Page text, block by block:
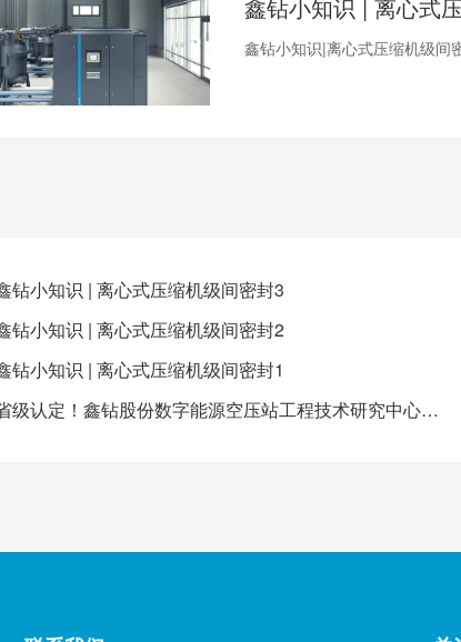
鑫钻小知识|离心式压缩机级间
钻小知识 | 离心式压缩机级间密封3
钻小知识 | 离心式压缩机级间密封2
钻小知识 | 离心式压缩机级间密封1
省级认定！鑫钻股份数字能源空压站工程技术研究中心正式获批